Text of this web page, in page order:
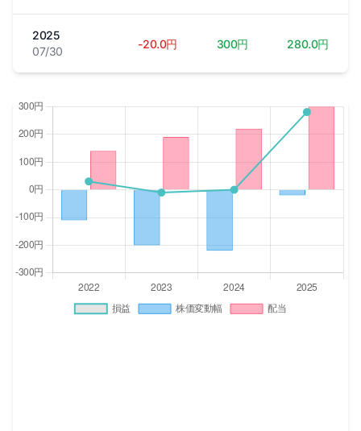
2025
07/30
-20.0円 300円 280.0円